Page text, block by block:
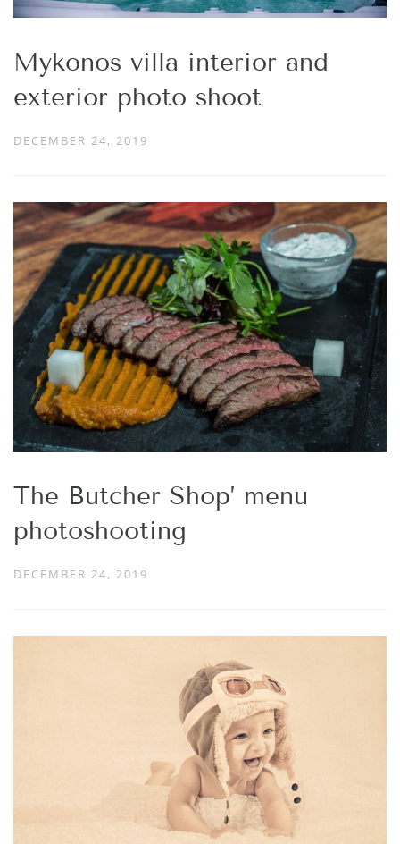
Mykonos villa interior and
exterior photo shoot
DECEMBER 24, 2019
The Butcher Shop’ menu
photoshooting
DECEMBER 24, 2019